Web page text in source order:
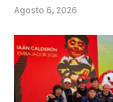
Agosto 6, 2026